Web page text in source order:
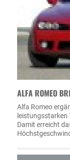
ALFA ROMEO
Alfa Romeo
leistungsstarken
Damit erreicht